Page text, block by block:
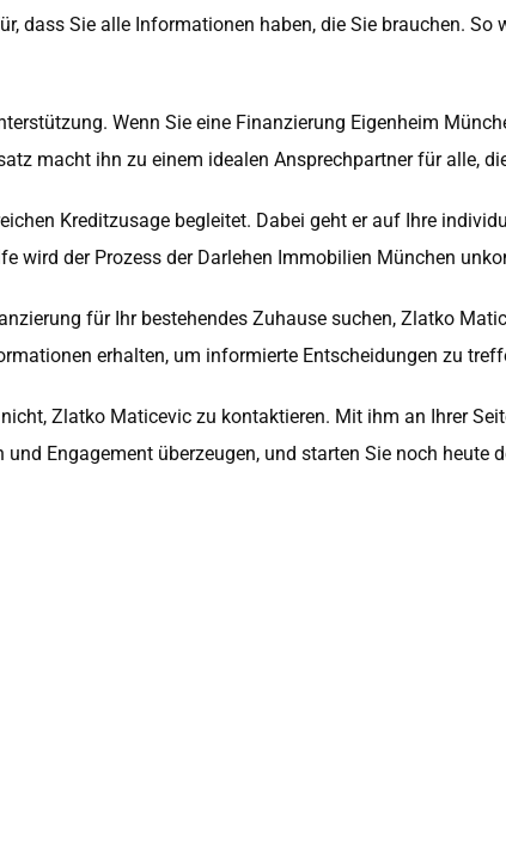
dass Sie alle Informationen haben, die Sie brauchen.
Wenn Sie eine Finanzierung Eigenheim
macht ihn zu einem idealen Ansprechpartner für alle,
Kreditzusage begleitet. Dabei geht er auf Ihre
wird der Prozess der Darlehen Immobilien München
für Ihr bestehendes Zuhause suchen, Zlatko
erhalten, um informierte Entscheidungen zu
Zlatko Maticevic zu kontaktieren. Mit ihm an Ihrer
Engagement überzeugen, und starten Sie noch heute